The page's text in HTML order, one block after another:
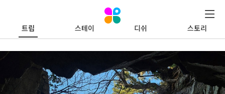
트립 스테이 디쉬 스토리